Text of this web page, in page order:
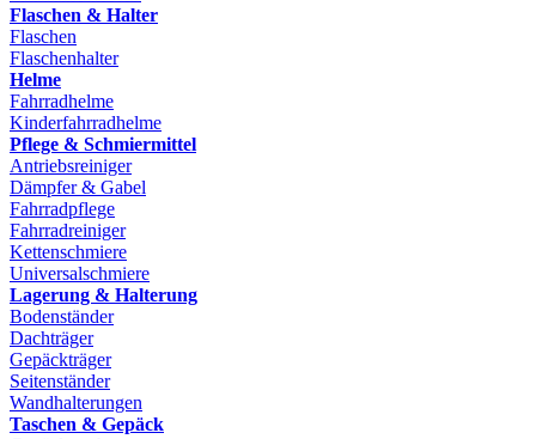
Flaschen & Halter
Flaschen
Flaschenhalter
Helme
Fahrradhelme
Kinderfahrradhelme
Pflege & Schmiermittel
Antriebsreiniger
Dämpfer & Gabel
Fahrradpflege
Fahrradreiniger
Kettenschmiere
Universalschmiere
Lagerung & Halterung
Bodenständer
Dachträger
Gepäckträger
Seitenständer
Wandhalterungen
Taschen & Gepäck